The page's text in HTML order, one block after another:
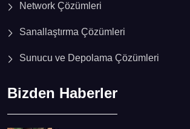
Network Çözümleri
Sanallaştırma Çözümleri
Sunucu ve Depolama Çözümleri
Bizden Haberler